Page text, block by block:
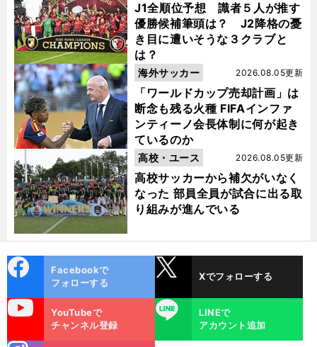
J1全順位予想 識者５人が推す
優勝候補筆頭は？ J2降格の憂
き目に遭いそうな３クラブと
は？
「ワールドカップ売却計画」は
断念も残る火種 FIFAインファ
ンティーノ会長体制に何が起き
ているのか
2026.08.05更新
海外サッカー
高校サッカーから補欠がいなく
なった 部員全員が試合に出る取
り組みが進んでいる
2026.08.05更新
高校・ユース
ok
Facebookで
フォローする
Xでフォローする
YouTubeで
チャンネル登録
LINE
LINEで
アカウント追加